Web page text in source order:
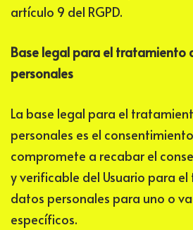
artículo 9 del RGPD.
Base legal para el tratamiento
personales
La base legal para el
personales es el
compromete a recabar el
y verificable del Usuario para
datos personales para uno o
específicos.